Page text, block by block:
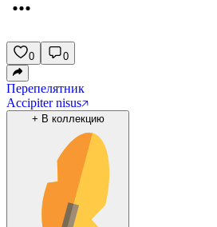
0 0
Перепелятник
Accipiter nisus
+ В коллекцию